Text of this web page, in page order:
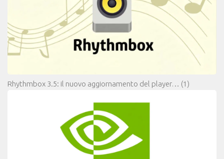
Rhythmbox 3.5: il nuovo aggiornamento del player… (1)